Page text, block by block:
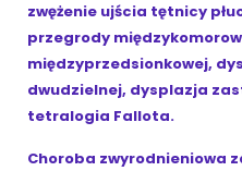
zwężenie ujścia tętnicy
przegrody
międzyprzedsionkowej,
dwudzielnej, dysplazja
tetralogia Fallota.
Choroba zwyrodnieniowa